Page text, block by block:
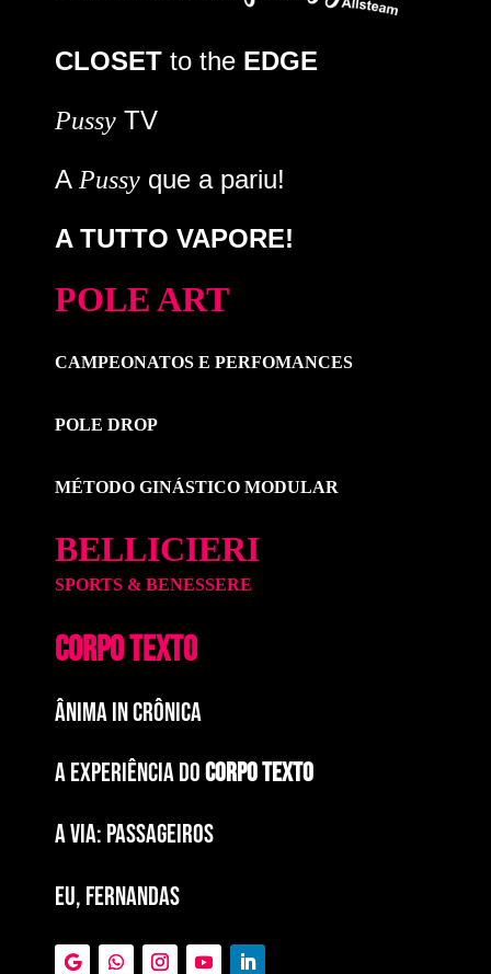
CLOSET to the EDGE
Pussy TV
A Pussy que a pariu!
A TUTTO VAPORE!
POLE ART
CAMPEONATOS E PERFOMANCES
POLE DROP
MÉTODO GINÁSTICO MODULAR
BELLICIERI
SPORTS & BENESSERE
CORPO TEXTO
ÂNIMA IN CRÔNICA
A EXPERIÊNCIA DOCORPO TEXTO
a via: paSSAGEIROS
EU, FERNANDAS